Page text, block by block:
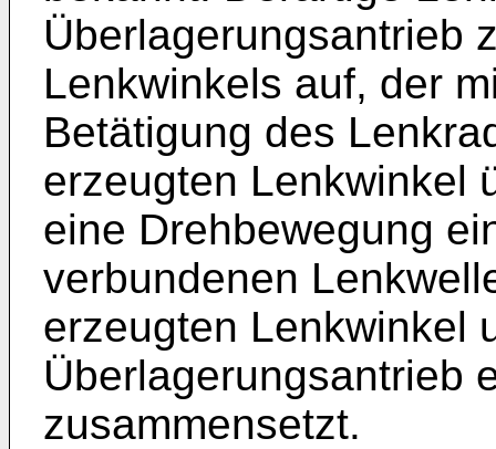
Überlagerungsantrieb
Lenkwinkels auf, der
Betätigung des
erzeugten Lenkwinkel
eine Drehbewegung
verbundenen
erzeugten Lenkwinkel
Überlagerungsantrieb
zusammensetzt.